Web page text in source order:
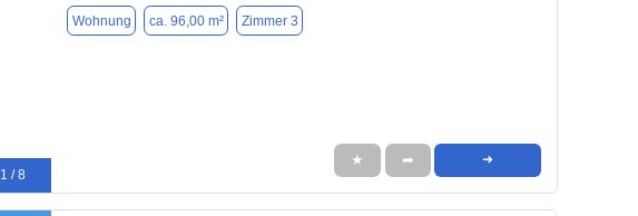
1 / 8
Wohnung ca. 96,00 m² Zimmer 3
★ ➦ ➜